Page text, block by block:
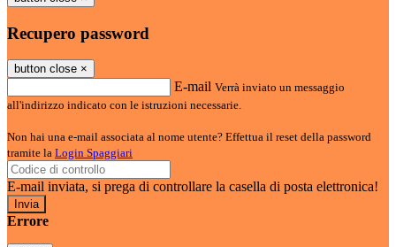
Recupero password
button close ×
E-mail Verrà inviato un messaggio
all'indirizzo indicato con le istruzioni necessarie.
Non hai una e-mail associata al nome utente? Effettua il reset della password
tramite la Login Spaggiari
E-mail inviata, si prega di controllare la casella di posta elettronica!
Errore